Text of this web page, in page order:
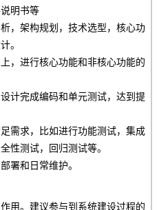
明书等
，架构规划，技术选型，核心功
。
，进行核心功能和非核心功能的
计完成编码和单元测试，达到提
需求，比如进行功能测试，集成
性测试，回归测试等。
署和日常维护。
用。建议参与到系统建设过程的